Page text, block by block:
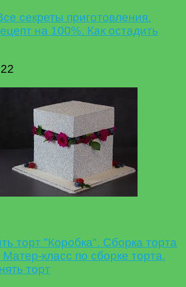
секреты приготовления.
на 100%. Как остадить
торт "Коробка". Сборка торта
класс по сборке торта.
торт